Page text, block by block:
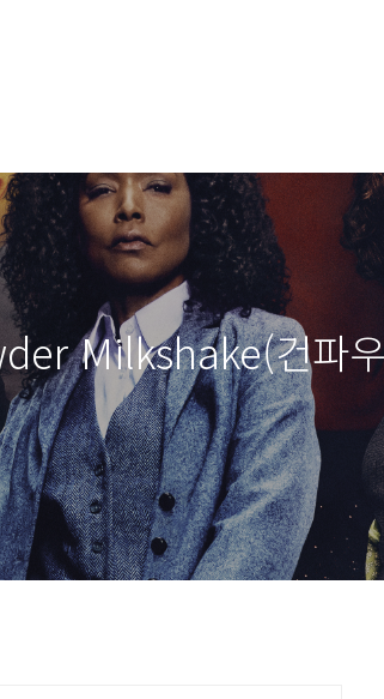
Milkshake(건파